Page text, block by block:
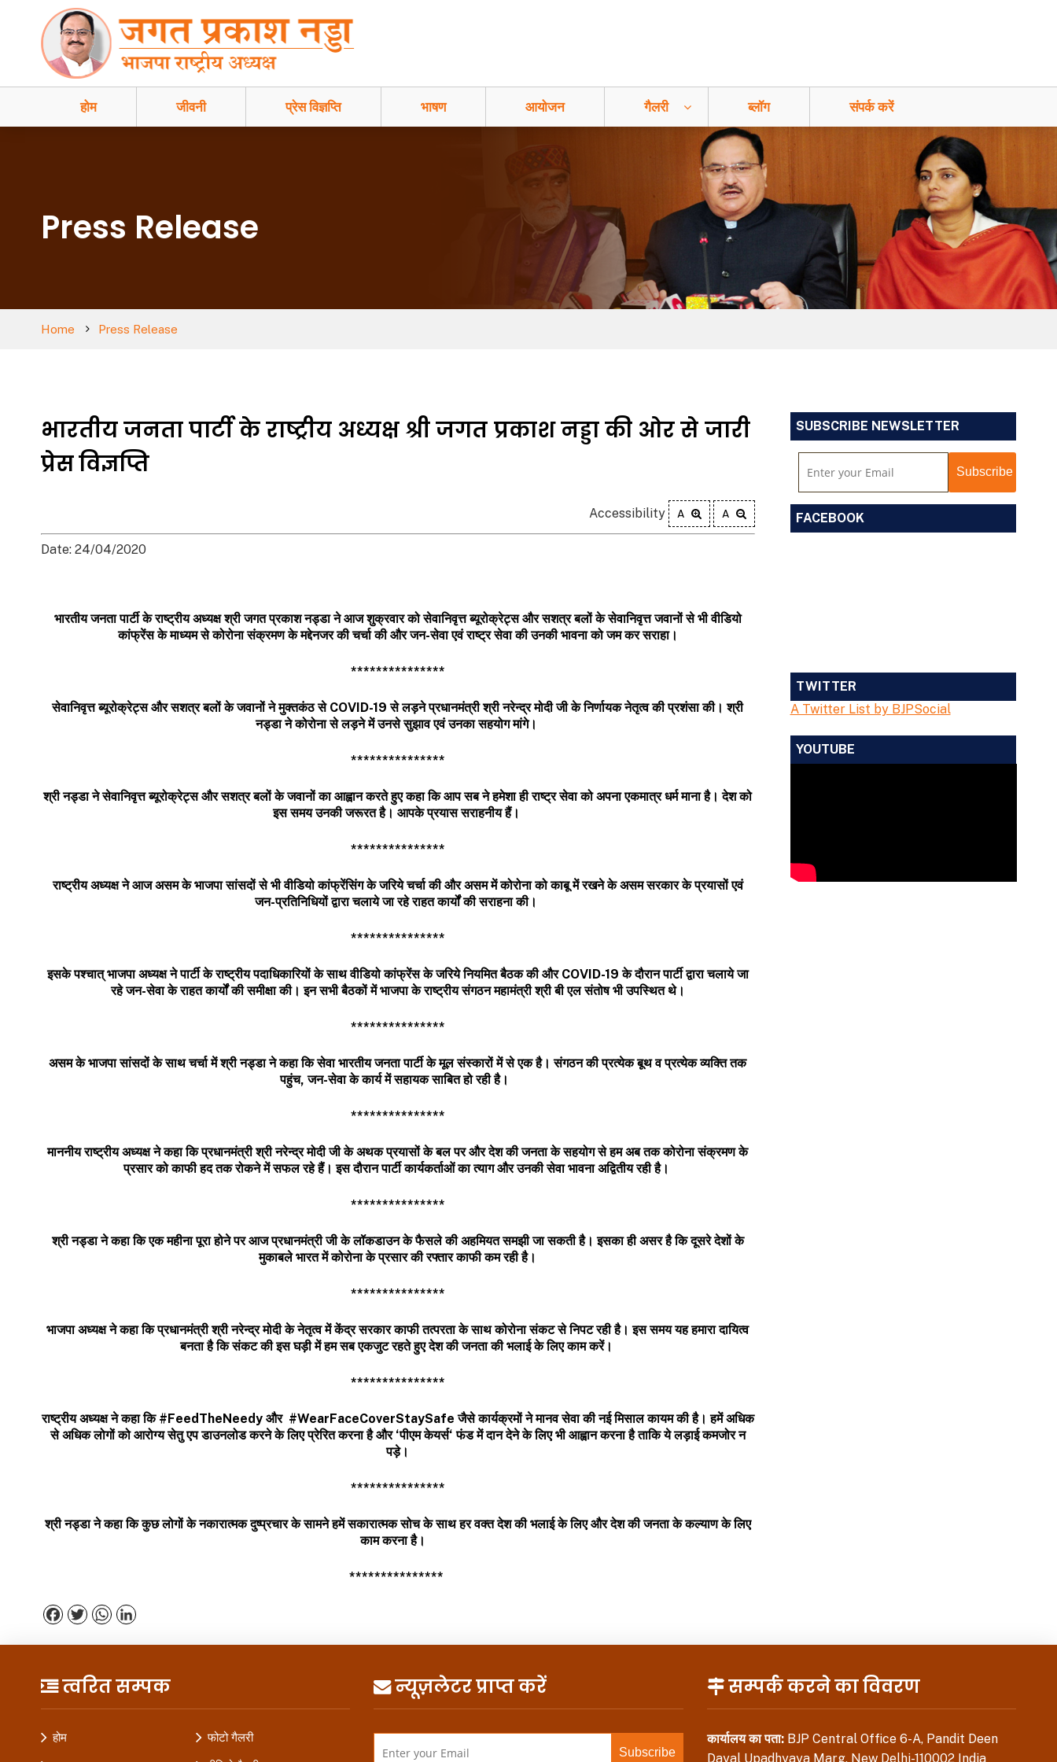
होम जीवनी प्रेस विज्ञप्ति भाषण आयोजन गैलरी ब्लॉग संपर्क करें
Press Release
Home Press Release
भारतीय जनता पार्टी के राष्ट्रीय अध्यक्ष श्री जगत प्रकाश नड्डा की ओर से जारी
प्रेस विज्ञप्ति
Accessibility A A
Date: 24/04/2020
भारतीय जनता पार्टी के राष्ट्रीय अध्यक्ष श्री जगत प्रकाश नड्डा ने आज शुक्रवार को सेवानिवृत्त ब्यूरोक्रेट्स और सशत्र बलों के सेवानिवृत्त जवानों से भी वीडियो
कांफ्रेंस के माध्यम से कोरोना संक्रमण के मद्देनजर की चर्चा की और जन-सेवा एवं राष्ट्र सेवा की उनकी भावना को जम कर सराहा।
***************
सेवानिवृत्त ब्यूरोक्रेट्स और सशत्र बलों के जवानों ने मुक्तकंठ से COVID-19से लड़ने प्रधानमंत्री श्री नरेन्द्र मोदी जी के निर्णायक नेतृत्व की प्रशंसा की। श्री
नड्डा ने कोरोना से लड़ने में उनसे सुझाव एवं उनका सहयोग मांगे।
***************
श्री नड्डा ने सेवानिवृत्त ब्यूरोक्रेट्स और सशत्र बलों के जवानों का आह्वान करते हुए कहा कि आप सब ने हमेशा ही राष्ट्र सेवा को अपना एकमात्र धर्म माना है। देश को
इस समय उनकी जरूरत है। आपके प्रयास सराहनीय हैं।
***************
राष्ट्रीय अध्यक्ष ने आज असम के भाजपा सांसदों से भी वीडियो कांफ्रेंसिंग के जरिये चर्चा की और असम में कोरोना को काबू में रखने के असम सरकार के प्रयासों एवं
जन-प्रतिनिधियों द्वारा चलाये जा रहे राहत कार्यों की सराहना की।
***************
इसके पश्चात् भाजपा अध्यक्ष ने पार्टी के राष्ट्रीय पदाधिकारियों के साथ वीडियो कांफ्रेंस के जरिये नियमित बैठक की और COVID-19के दौरान पार्टी द्वारा चलाये जा
रहे जन-सेवा के राहत कार्यों की समीक्षा की। इन सभी बैठकों में भाजपा के राष्ट्रीय संगठन महामंत्री श्री बी एल संतोष भी उपस्थित थे।
***************
असम के भाजपा सांसदों के साथ चर्चा में श्री नड्डा ने कहा कि सेवा भारतीय जनता पार्टी के मूल संस्कारों में से एक है। संगठन की प्रत्येक बूथ व प्रत्येक व्यक्ति तक
पहुंच,जन-सेवा के कार्य में सहायक साबित हो रही है।
***************
माननीय राष्ट्रीय अध्यक्ष ने कहा कि प्रधानमंत्री श्री नरेन्द्र मोदी जी के अथक प्रयासों के बल पर और देश की जनता के सहयोग से हम अब तक कोरोना संक्रमण के
प्रसार को काफी हद तक रोकने में सफल रहे हैं। इस दौरान पार्टी कार्यकर्ताओं का त्याग और उनकी सेवा भावना अद्वितीय रही है।
***************
श्री नड्डा ने कहा कि एक महीना पूरा होने पर आज प्रधानमंत्री जी के लॉकडाउन के फैसले की अहमियत समझी जा सकती है। इसका ही असर है कि दूसरे देशों के
मुकाबले भारत में कोरोना के प्रसार की रफ्तार काफी कम रही है।
***************
भाजपा अध्यक्ष ने कहा कि प्रधानमंत्री श्री नरेन्द्र मोदी के नेतृत्व में केंद्र सरकार काफी तत्परता के साथ कोरोना संकट से निपट रही है। इस समय यह हमारा दायित्व
बनता है कि संकट की इस घड़ी में हम सब एकजुट रहते हुए देश की जनता की भलाई के लिए काम करें।
***************
राष्ट्रीय अध्यक्ष ने कहा कि #FeedTheNeedy और#WearFaceCoverStaySafeजैसे कार्यक्रमों ने मानव सेवा की नई मिसाल कायम की है। हमें अधिक
से अधिक लोगों को आरोग्य सेतु एप डाउनलोड करने के लिए प्रेरित करना है और‘पीएम केयर्स‘फंड में दान देने के लिए भी आह्वान करना है ताकि ये लड़ाई कमजोर न
पड़े।
***************
श्री नड्डा ने कहा कि कुछ लोगों के नकारात्मक दुष्प्रचार के सामने हमें सकारात्मक सोच के साथ हर वक्त देश की भलाई के लिए और देश की जनता के कल्याण के लिए
काम करना है।
***************
Facebook
TwitterWhatsApp
SUBSCRIBE NEWSLETTER
FACEBOOK
TWITTER
A Twitter List by BJPSocial
YOUTUBE
त्वरित सम्पक
होम फोटो गैलरी
न्यूज़लेटर प्राप्त करें सम्पर्क करने का विवरण
कार्यालय का पता:BJP Central Office 6-A, Pandit Deen
Dayal Upadhyaya Marg, New Delhi-110002 India